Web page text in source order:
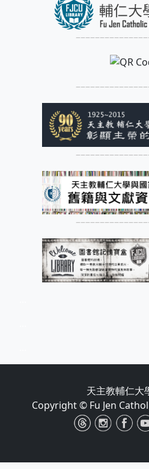
天主教輔仁大
Copyright © Fu Jen